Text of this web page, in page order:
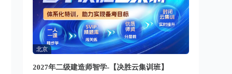
北京
2027年二级建造师智学-【决胜云集训班】